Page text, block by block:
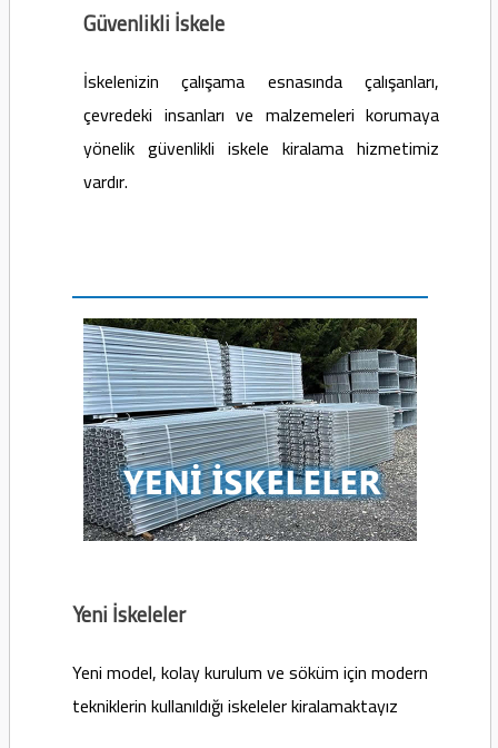
Güvenlikli İskele
İskelenizin çalışama esnasında çalışanları,
çevredeki insanları ve malzemeleri korumaya
yönelik güvenlikli iskele kiralama hizmetimiz
vardır.
Yeni İskeleler
Yeni model, kolay kurulum ve söküm için modern
tekniklerin kullanıldığı iskeleler kiralamaktayız